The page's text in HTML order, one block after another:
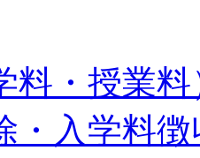
料・授業料
・入学料